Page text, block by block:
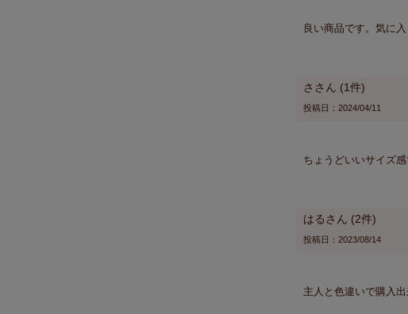
良い商品です。気に入
さ 1
投稿日 2024/04/11
はる 2
投稿日 2023/08/14
主人と色違いで購入